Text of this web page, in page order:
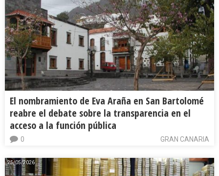
El nombramiento de Eva Araña en San Bartolomé
reabre el debate sobre la transparencia en el
acceso a la función pública
GRAN CANARIA
0
25/05/2026